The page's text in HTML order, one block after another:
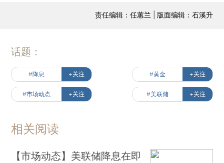
责任编辑：任蕙兰 | 版面编辑：石溪升
话题：
#降息 +关注 #黄金 +关注
#市场动态 +关注 #美联储 +关注
相关阅读
【市场动态】美联储降息在即